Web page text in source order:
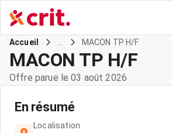
Accueil MACON TP H/F
MACON TP H/F
Offre parue le 03 août 2026
En résumé
Localisation